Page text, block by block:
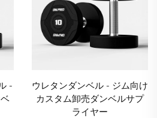
-
ウレタンダンベル - ジム向け
カスタム卸売ダンベルサプ
ライヤー